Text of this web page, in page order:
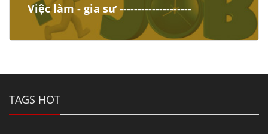
Việc làm - gia sư --------------------
TAGS HOT